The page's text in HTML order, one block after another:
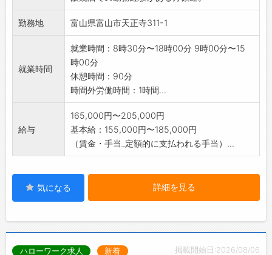
勤務地 富山県富山市天正寺311-1
就業時間
就業時間：8時30分〜18時00分 9時00分〜15
時00分
休憩時間：90分
時間外労働時間：1時間...
給与
165,000円〜205,000円
基本給：155,000円〜185,000円
（賃金・手当_定額的に支払われる手当）...
気になる 詳細を見る
掲載開始日:2026/08/06
ハローワーク求人 新着